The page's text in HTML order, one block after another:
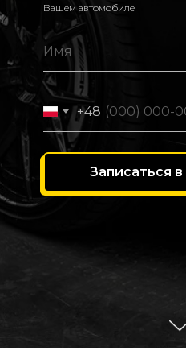
Вашем автомобиле
+48
Записаться